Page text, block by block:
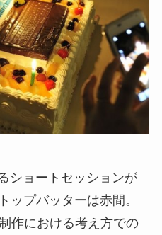
ショートセッションが
ップバッターは赤間。
作における考え方での